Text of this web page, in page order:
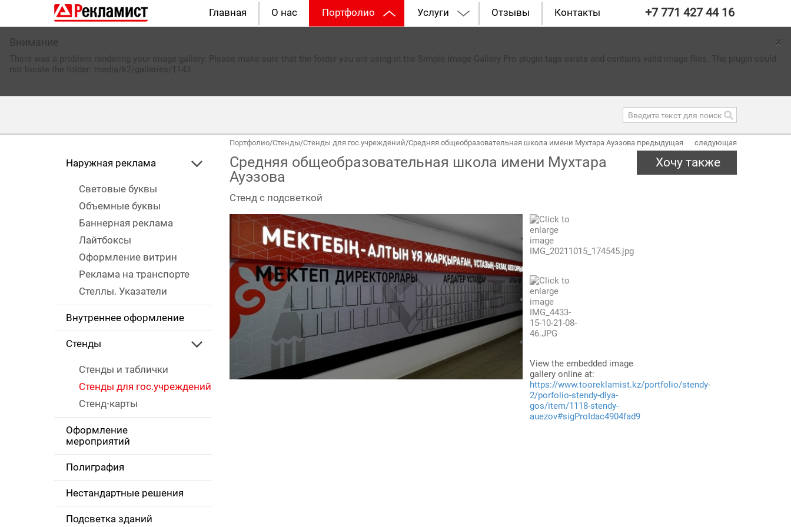
Главная О нас Портфолио Услуги Отзывы Контакты +7 771 427 44 16
×
Внимание
There was a problem rendering your image gallery. Please make sure that the folder you are using in the Simple Image Gallery Pro plugin tags exists and contains valid image files. The plugin could
not locate the folder: media/k2/galleries/1143
Наружная реклама
Световые буквы
Объемные буквы
Баннерная реклама
Лайтбоксы
Оформление витрин
Реклама на транспорте
Стеллы. Указатели
Внутреннее оформление
Стенды
Стенды и таблички
Стенды для гос.учреждений
Стенд-карты
Оформление
мероприятий
Полиграфия
Нестандартные решения
Подсветка зданий
Портфолио/Стенды/Стенды для гос.учреждений/Средняя общеобразовательная школа имени Мухтара Ауэзова
Средняя общеобразовательная школа имени Мухтара
Ауэзова
Хочу также
Стенд с подсветкой
View the embedded image
gallery online at:
https://www.tooreklamist.kz/portfolio/stendy-
2/porfolio-stendy-dlya-
gos/item/1118-stendy-
auezov#sigProIdac4904fad9
предыдущая следующая